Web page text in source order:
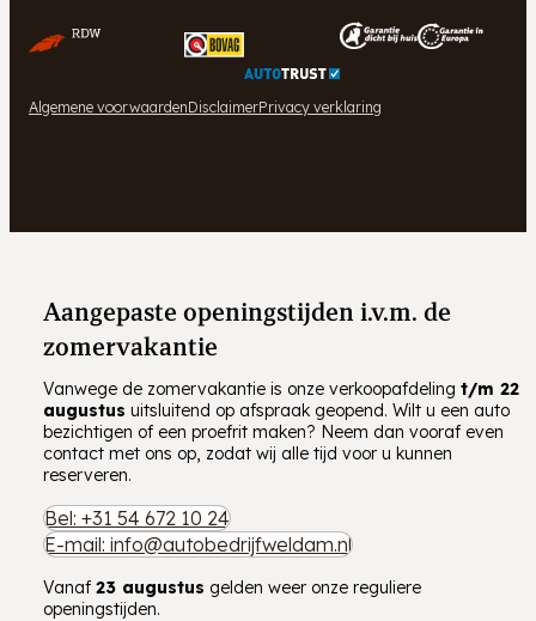
Algemene voorwaardenDisclaimerPrivacy verklaring
Aangepaste openingstijden i.v.m. de
zomervakantie
Vanwege de zomervakantie is onze verkoopafdeling t/m 22
augustus uitsluitend op afspraak geopend. Wilt u een auto
bezichtigen of een proefrit maken? Neem dan vooraf even
contact met ons op, zodat wij alle tijd voor u kunnen
reserveren.
Bel: +31 54 672 10 24
E-mail: info@autobedrijfweldam.nl
Vanaf 23 augustus gelden weer onze reguliere
openingstijden.